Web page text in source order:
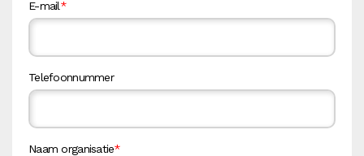
E-mail*
Telefoonnummer
Naam organisatie*